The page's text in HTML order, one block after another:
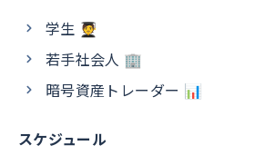
学生 🧑‍🎓
若手社会人 🏢
暗号資産トレーダー 📊
スケジュール